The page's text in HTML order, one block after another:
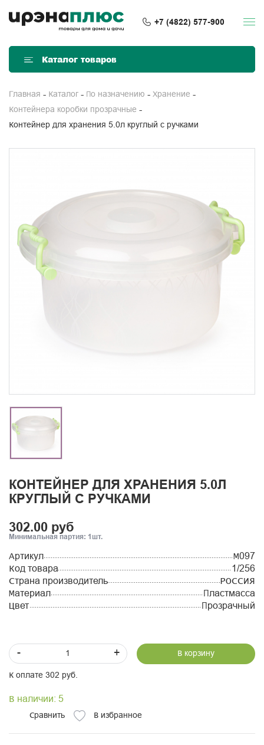
+7 (4822) 577-900
Каталог товаров
Главная Каталог По назначению Хранение
Контейнера коробки прозрачные
Контейнер для хранения 5.0л круглый с ручками
КОНТЕЙНЕР ДЛЯ ХРАНЕНИЯ 5.0Л
КРУГЛЫЙ С РУЧКАМИ
302.00 руб
Минимальная партия: 1шт.
Артикул
М097
Код товара
1/256
Страна производитель
РОССИЯ
Материал
Пластмасса
Цвет
Прозрачный
- + В корзину
К оплате 302 руб.
В наличии: 5
Сравнить В избранное